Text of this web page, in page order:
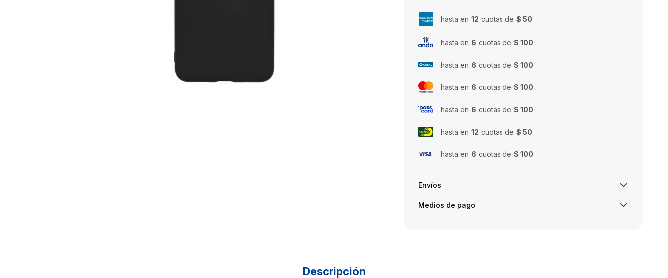
hasta en 12 cuotas de $ 50
hasta en 6 cuotas de $ 100
hasta en 6 cuotas de $ 100
hasta en 6 cuotas de $ 100
hasta en 6 cuotas de $ 100
hasta en 12 cuotas de $ 50
hasta en 6 cuotas de $ 100
Envíos
Medios de pago
Descripción